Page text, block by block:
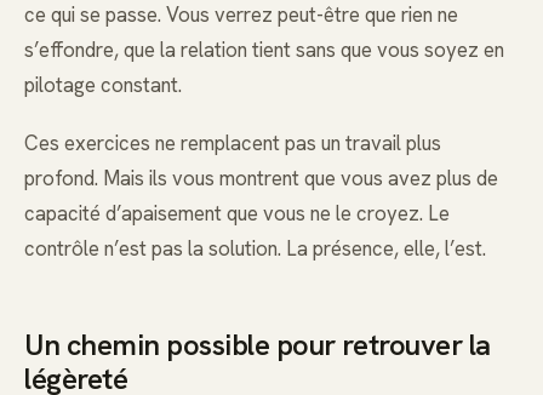
ce qui se passe. Vous verrez peut-être que rien ne
s’effondre, que la relation tient sans que vous soyez en
pilotage constant.
Ces exercices ne remplacent pas un travail plus
profond. Mais ils vous montrent que vous avez plus de
capacité d’apaisement que vous ne le croyez. Le
contrôle n’est pas la solution. La présence, elle, l’est.
Un chemin possible pour retrouver la
légèreté